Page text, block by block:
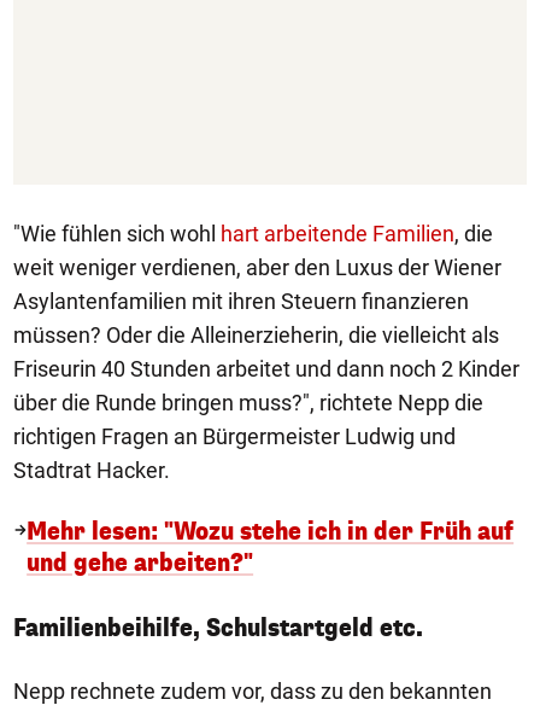
"Wie fühlen sich wohl hart arbeitende Familien, die
weit weniger verdienen, aber den Luxus der Wiener
Asylantenfamilien mit ihren Steuern finanzieren
müssen? Oder die Alleinerzieherin, die vielleicht als
Friseurin 40 Stunden arbeitet und dann noch 2 Kinder
über die Runde bringen muss?", richtete Nepp die
richtigen Fragen an Bürgermeister Ludwig und
Stadtrat Hacker.
Mehr lesen: "Wozu stehe ich in der Früh auf
und gehe arbeiten?"
Familienbeihilfe, Schulstartgeld etc.
Nepp rechnete zudem vor, dass zu den bekannten